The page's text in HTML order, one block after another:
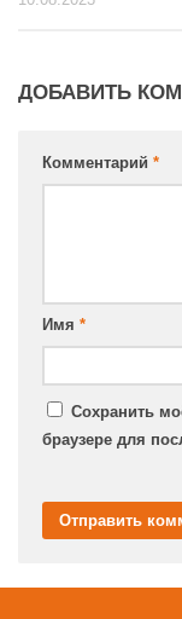
ДОБАВИТЬ
Комментарий *
Имя *
Сохранить
браузере для